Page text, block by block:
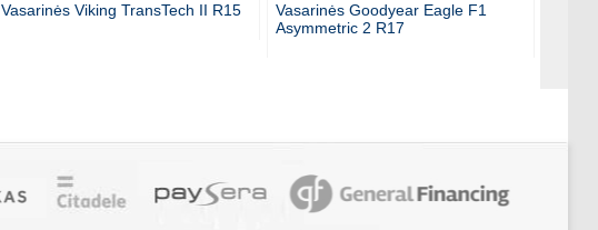
Vasarinės Viking TransTech II R15
Vasarinės Goodyear Eagle F1
Asymmetric 2 R17